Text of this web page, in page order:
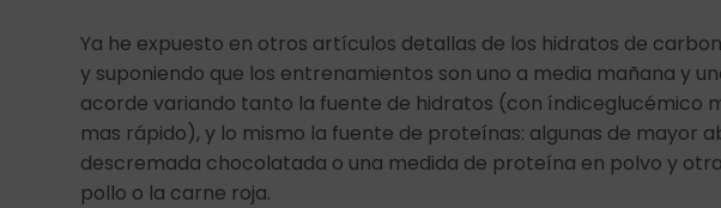
Ya he expuesto en otros artículos detallas de los hidratos de
y suponiendo que los entrenamientos son uno a media mañana y
acorde variando tanto la fuente de hidratos (con índiceglucémico
mas rápido), y lo mismo la fuente de proteínas: algunas de mayor
descremada chocolatada o una medida de proteína en polvo y
pollo o la carne roja.